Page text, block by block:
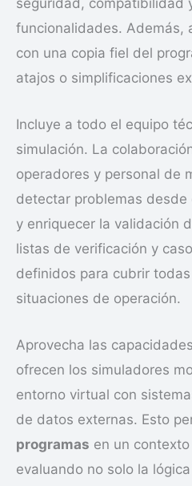
funcionalidades. Además,
con una copia fiel del
atajos o simplificaciones
Incluye a todo el equipo
simulación. La
operadores y personal de
detectar problemas
y enriquecer la validación
listas de verificación y
definidos para cubrir
situaciones de operación.
Aprovecha las
ofrecen los simuladores
entorno virtual con
de datos externas. Esto
programas en un
evaluando no solo la